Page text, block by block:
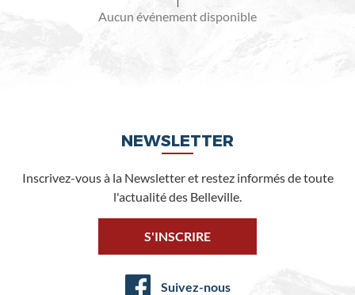
Aucun événement disponible
NEWSLETTER
Inscrivez-vous à la Newsletter et restez informés de toute
l'actualité des Belleville.
S'INSCRIRE
Suivez-nous